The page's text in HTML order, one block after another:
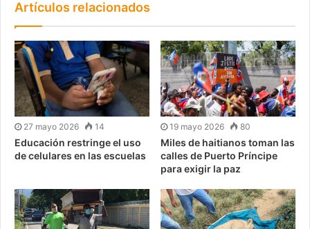
Artículos relacionados
27 mayo 2026 14
Educación restringe el uso
de celulares en las escuelas
19 mayo 2026 80
Miles de haitianos toman las
calles de Puerto Príncipe
para exigir la paz